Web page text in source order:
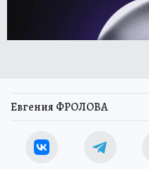
Евгения ФРОЛОВА